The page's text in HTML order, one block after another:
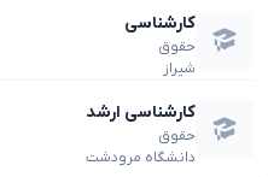
کارشناسی
حقوق
شیراز
کارشناسی ارشد
حقوق
دانشگاه مرودشت